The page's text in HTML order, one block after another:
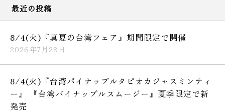
最近の投稿
8/4(火)『真夏の台湾フェア』期間限定で開催
2026年7月28日
8/4(火)『台湾パイナップルタピオカジャスミンティ
ー』 『台湾パイナップルスムージー』夏季限定で新
発売